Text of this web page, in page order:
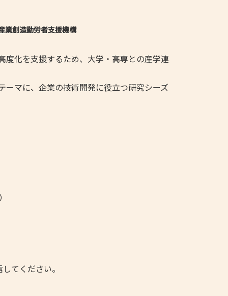
ジ・ショーケース
業創造勤労者支援機構
化を支援するため、大学・高専との産学連
ーマに、企業の技術開発に役立つ研究シーズ
ください。